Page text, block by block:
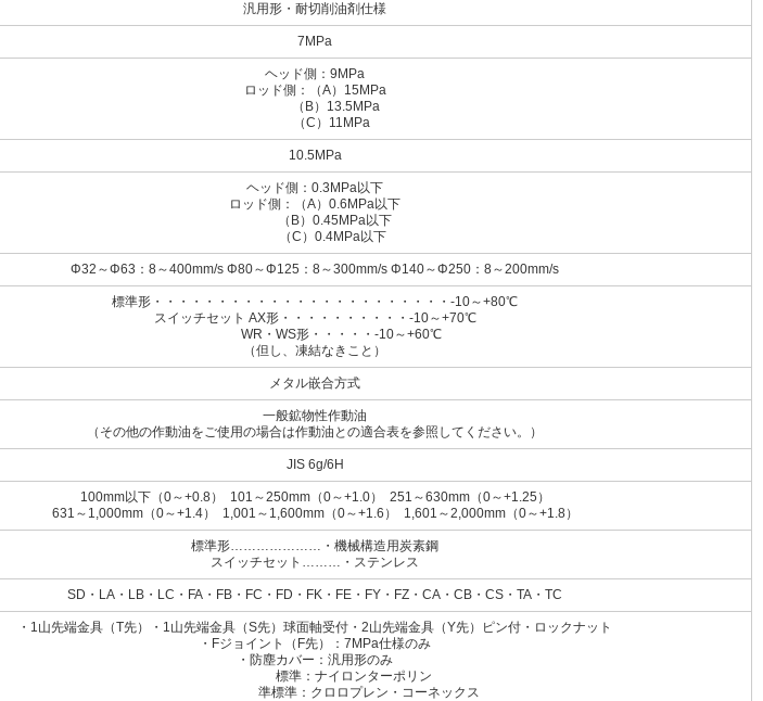
汎用形・耐切削油剤仕様
7MPa
ヘッド側：9MPa
ロッド側：（A）15MPa
（B）13.5MPa
（C）11MPa
10.5MPa
ヘッド側：0.3MPa以下
ロッド側：（A）0.6MPa以下
（B）0.45MPa以下
（C）0.4MPa以下
Φ32～Φ63：8～400mm/s Φ80～Φ125：8～300mm/s Φ140～Φ250：8～200mm/s
標準形・・・・・・・・・・・・・・・・・・・・・・・-10～+80℃
スイッチセット AX形・・・・・・・・・・-10～+70℃
WR・WS形・・・・・-10～+60℃
（但し、凍結なきこと）
メタル嵌合方式
一般鉱物性作動油
（その他の作動油をご使用の場合は作動油との適合表を参照してください。）
JIS 6g/6H
100mm以下（0～+0.8） 101～250mm（0～+1.0） 251～630mm（0～+1.25）
631～1,000mm（0～+1.4） 1,001～1,600mm（0～+1.6） 1,601～2,000mm（0～+1.8）
標準形…………………・機械構造用炭素鋼
スイッチセット………・ステンレス
SD・LA・LB・LC・FA・FB・FC・FD・FK・FE・FY・FZ・CA・CB・CS・TA・TC
・1山先端金具（T先）・1山先端金具（S先）球面軸受付・2山先端金具（Y先）ピン付・ロックナット
・Fジョイント（F先）：7MPa仕様のみ
・防塵カバー：汎用形のみ
標準：ナイロンターポリン
準標準：クロロプレン・コーネックス